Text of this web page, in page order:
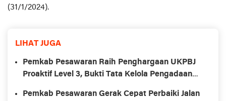
(31/1/2024).
LIHAT JUGA
Pemkab Pesawaran Raih Penghargaan UKPBJ
Proaktif Level 3, Bukti Tata Kelola Pengadaan
Pemkab Pesawaran Gerak Cepat Perbaiki Jalan